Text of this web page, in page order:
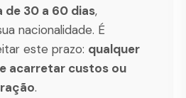
30 a 60 dias,
nacionalidade. É
este prazo: qualquer
acarretar custos ou
.